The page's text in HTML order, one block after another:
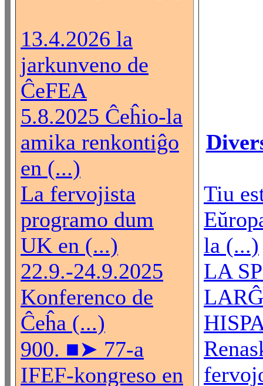
13.4.2026 la
jarkunveno de
ĈeFEA
5.8.2025 Ĉeĥio-la
amika renkontiĝo
en (...)
La fervojista
programo dum
UK en (...)
22.9.-24.9.2025
Konferenco de
Ĉeĥa (...)
900. ■➤ 77-a
IFEF-kongreso en
Tiu
la (...)
LA